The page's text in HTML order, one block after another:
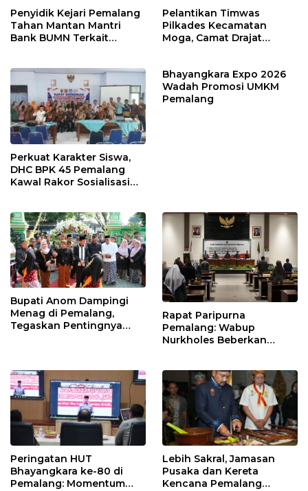
Penyidik Kejari Pemalang
Tahan Mantan Mantri
Bank BUMN Terkait
Pelantikan Timwas
Pilkades Kecamatan
Moga, Camat Drajat
Perkuat Karakter Siswa,
DHC BPK 45 Pemalang
Kawal Rakor Sosialisasi
Bhayangkara Expo 2026
Wadah Promosi UMKM
Pemalang
Bupati Anom Dampingi
Menag di Pemalang,
Tegaskan Pentingnya
Rapat Paripurna
Pemalang: Wabup
Nurkholes Beberkan
Peringatan HUT
Bhayangkara ke-80 di
Pemalang: Momentum
Lebih Sakral, Jamasan
Pusaka dan Kereta
Kencana Pemalang